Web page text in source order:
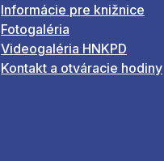
Informácie pre knižnice
Fotogaléria
Videogaléria HNKPD
Kontakt a otváracie hodiny